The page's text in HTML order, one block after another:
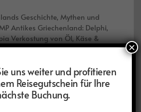
Geschichte, Mythen und
Antikes Griechenland: Delphi,
Verkostung von Öl, Käse &
Athen ausführlich
uns weiter und profitieren
Reisegutschein für Ihre
Buchung.
×